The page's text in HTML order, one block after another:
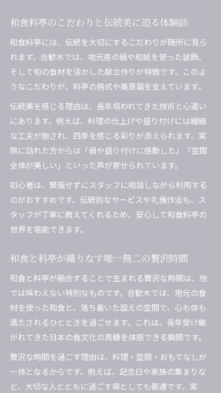
和食料亭のこだわりと伝統美に迫る体験談
和食料亭には、伝統を大切にするこだわりが随所に見ら
れます。合歓木では、地元産の器や和紙を使った装飾、
そして旬の食材を活かした献立作りが特徴です。このよ
うなこだわりが、料亭の格式や美意識を支えています。
伝統美を感じる理由は、長年培われてきた技術と心遣い
にあります。例えば、料理の仕上げや盛り付けには繊細
な工夫が施され、四季を感じる彩りが添えられます。実
際に訪れた方からは「器や盛り付けに感動した」「空間
全体が美しい」といった声が寄せられています。
初心者は、緊張せずにスタッフに相談しながら利用する
のがおすすめです。伝統的なサービスや礼儀作法も、ス
タッフが丁寧に教えてくれるため、安心して和食料亭の
世界を堪能できます。
和食と料亭が織りなす唯一無二の贅沢時間
和食と料亭が融合することで生まれる贅沢な時間は、他
では味わえない特別なものです。合歓木では、地元の食
材を使った和食と、落ち着いた設えの空間で、心も体も
満たされるひとときを過ごせます。これは、長年受け継
がれてきた日本の食文化の真髄を体感できる瞬間です。
贅沢な時間を過ごす理由は、料理・空間・おもてなしが
一体となるからです。例えば、記念日や家族の集まりな
ど、大切な人とともに過ごす場としても最適です。実